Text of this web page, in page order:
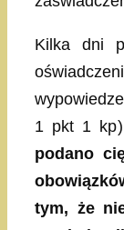
Kilka dni
1 pkt 1
podano
tym, że